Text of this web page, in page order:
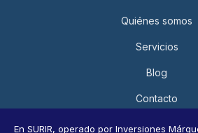
En SURIR, operado por Inversiones
Quiénes somos
Servicios
Blog
Contacto
Política de Privacidad y Protección